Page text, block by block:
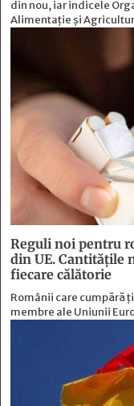
din nou, iar indicele
Alimentație și
Reguli noi pentru
din UE. Cantitățile
fiecare călătorie
Românii care cumpără
membre ale Uniunii